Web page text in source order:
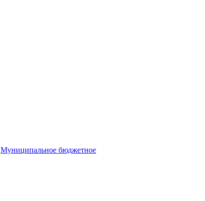
Муниципальное бюджетное